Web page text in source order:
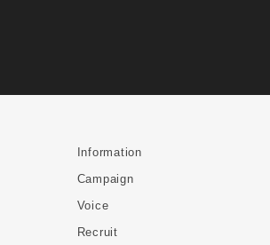
Information
Campaign
Voice
Recruit